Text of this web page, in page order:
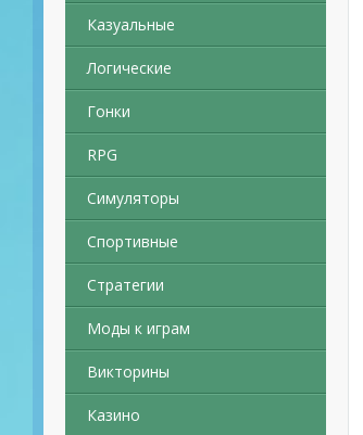
Казуальные
Логические
Гонки
RPG
Симуляторы
Спортивные
Стратегии
Моды к играм
Викторины
Казино